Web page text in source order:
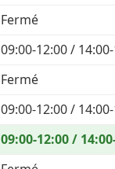
Fermé
09:00-12:00 /
Fermé
09:00-12:00 /
09:00-12:00 /